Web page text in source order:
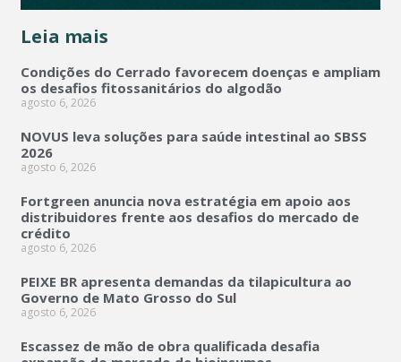
Leia mais
Condições do Cerrado favorecem doenças e ampliam
os desafios fitossanitários do algodão
agosto 6, 2026
NOVUS leva soluções para saúde intestinal ao SBSS
2026
agosto 6, 2026
Fortgreen anuncia nova estratégia em apoio aos
distribuidores frente aos desafios do mercado de
crédito
agosto 6, 2026
PEIXE BR apresenta demandas da tilapicultura ao
Governo de Mato Grosso do Sul
agosto 6, 2026
Escassez de mão de obra qualificada desafia